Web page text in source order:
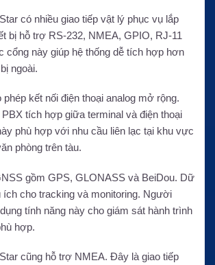
có nhiều giao tiếp vật lý phục vụ lắp
bị hỗ trợ RS-232, NMEA, GPIO, RJ-11
cổng này giúp hệ thống dễ tích hợp hơn
ngoài.
phép kết nối điện thoại analog mở rộng.
tích hợp giữa terminal và điện thoại
phù hợp với nhu cầu liên lạc tại khu vực
phòng trên tàu.
gồm GPS, GLONASS và BeiDou. Dữ
ích cho tracking và monitoring. Người
tính năng này cho giám sát hành trình
hợp.
cũng hỗ trợ NMEA. Đây là giao tiếp